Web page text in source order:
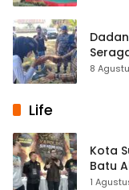
8
Life
Kota
Batu
1